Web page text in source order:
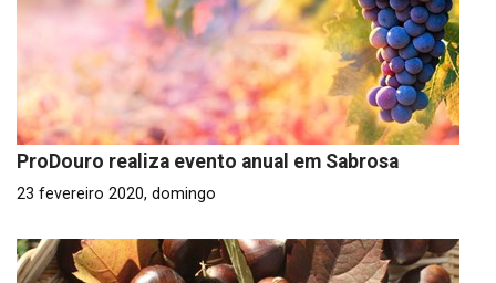
ProDouro realiza evento anual em Sabrosa
23 fevereiro 2020, domingo